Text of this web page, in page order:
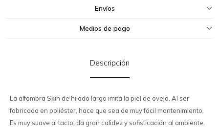
Envíos
Medios de pago
Descripción
La alfombra Skin de hilado largo imita la piel de oveja. Al ser
fabricada en poliéster, hace que sea de muy fácil mantenimiento.
Es muy suave al tacto, da gran calidez y sofisticación al ambiente.